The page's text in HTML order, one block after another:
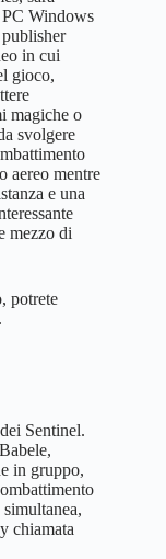
Windows
in cui
gioco,
magiche o
svolgere
aereo mentre
e una
mezzo di
potrete
Sentinel.
in gruppo,
chiamata